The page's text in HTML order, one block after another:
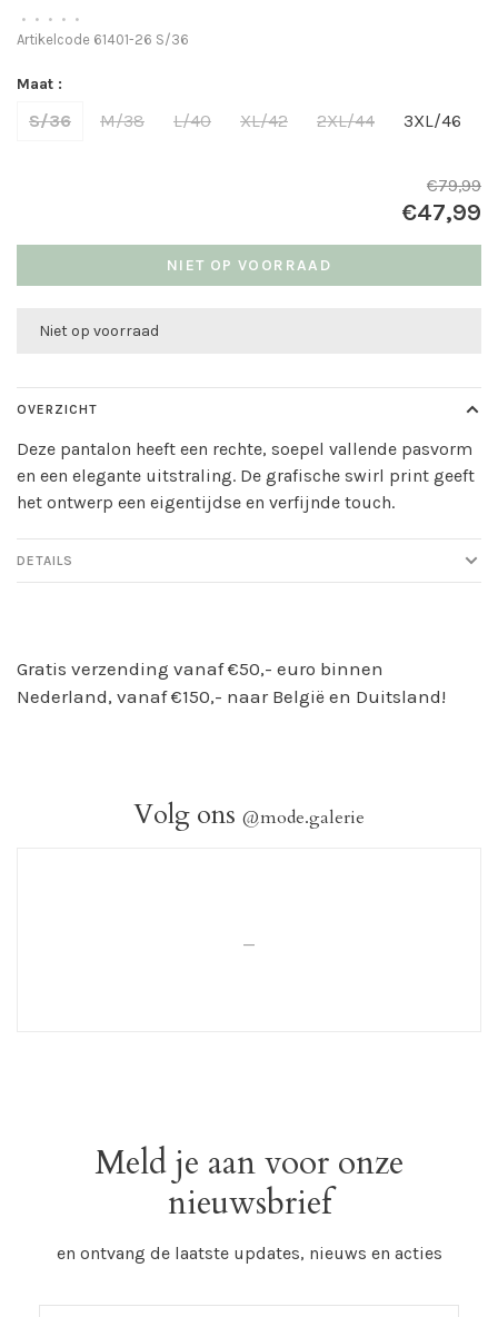
• • • • •
Artikelcode 61401-26 S/36
Maat :
S/36 M/38 L/40 XL/42 2XL/44 3XL/46
€79,99
€47,99
NIET OP VOORRAAD
Niet op voorraad
OVERZICHT
Deze pantalon heeft een rechte, soepel vallende pasvorm
en een elegante uitstraling. De grafische swirl print geeft
het ontwerp een eigentijdse en verfijnde touch.
DETAILS
Gratis verzending vanaf €50,- euro binnen
Nederland, vanaf €150,- naar België en Duitsland!
Volg ons @mode.galerie
_
Meld je aan voor onze
nieuwsbrief
en ontvang de laatste updates, nieuws en acties